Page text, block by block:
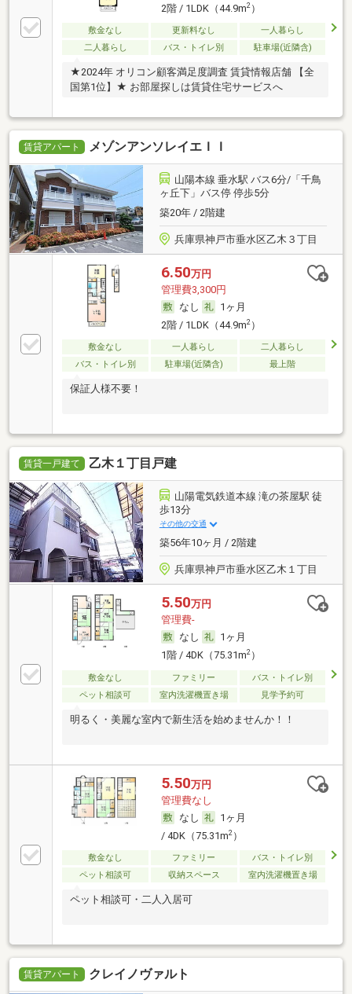
2階 / 1LDK（44.9m2）
敷金なし 更新料なし
一人暮らし
二人暮らし
バス・トイレ別 駐車場(近隣含)
★2024年 オリコン顧客満足度調査 賃貸情報店舗 【全
国第1位】★ お部屋探しは賃貸住宅サービスへ
賃貸アパート メゾンアンソレイエＩＩ
山陽本線 垂水駅 バス6分/「千鳥
ヶ丘下」バス停 停歩5分
築20年 / 2階建
兵庫県神戸市垂水区乙木３丁目
6.50万円
管理費3,300円
なし
1ヶ月
2階 / 1LDK（44.9m2）
敷金なし 一人暮らし
二人暮らし
バス・トイレ別
駐車場(近隣含) 最上階
保証人様不要！
賃貸一戸建て 乙木１丁目戸建
山陽電気鉄道本線 滝の茶屋駅 徒
歩13分
その他の交通
築56年10ヶ月 / 2階建
兵庫県神戸市垂水区乙木１丁目
5.50万円
管理費-
なし
1ヶ月
1階 / 4DK（75.31m2）
敷金なし ファミリー
バス・トイレ別
ペット相談可
室内洗濯機置き場 見学予約可
明るく・美麗な室内で新生活を始めませんか！！
5.50万円
管理費なし
なし
1ヶ月
/ 4DK（75.31m2）
敷金なし ファミリー
バス・トイレ別
ペット相談可
収納スペース 室内洗濯機置き場
ペット相談可・二人入居可
賃貸アパート クレイノヴァルト